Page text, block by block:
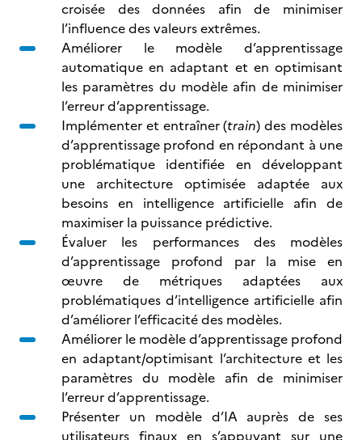
croisée des données afin de minimiser
l’influence des valeurs extrêmes.
Améliorer le modèle d’apprentissage
automatique en adaptant et en optimisant
les paramètres du modèle afin de minimiser
l’erreur d’apprentissage.
Implémenter et entraîner (train) des modèles
d’apprentissage profond en répondant à une
problématique identifiée en développant
une architecture optimisée adaptée aux
besoins en intelligence artificielle afin de
maximiser la puissance prédictive.
Évaluer les performances des modèles
d’apprentissage profond par la mise en
œuvre de métriques adaptées aux
problématiques d’intelligence artificielle afin
d’améliorer l’efficacité des modèles.
Améliorer le modèle d’apprentissage profond
en adaptant/optimisant l’architecture et les
paramètres du modèle afin de minimiser
l’erreur d’apprentissage.
Présenter un modèle d’IA auprès de ses
utilisateurs finaux en s’appuyant sur une